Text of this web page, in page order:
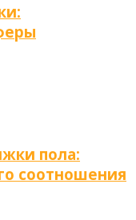
пола:
соотношения